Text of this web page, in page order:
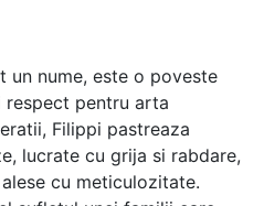
un nume, este o poveste
respect pentru arta
Filippi pastreaza
lucrate cu grija si rabdare,
cu meticulozitate.